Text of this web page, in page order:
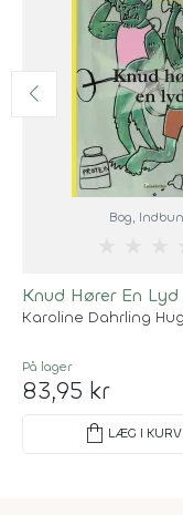
Bog,
Knud Hører En Lyd
Karoline Dahrling
På lager
83,95 kr
shopping_bag LÆG I KURV